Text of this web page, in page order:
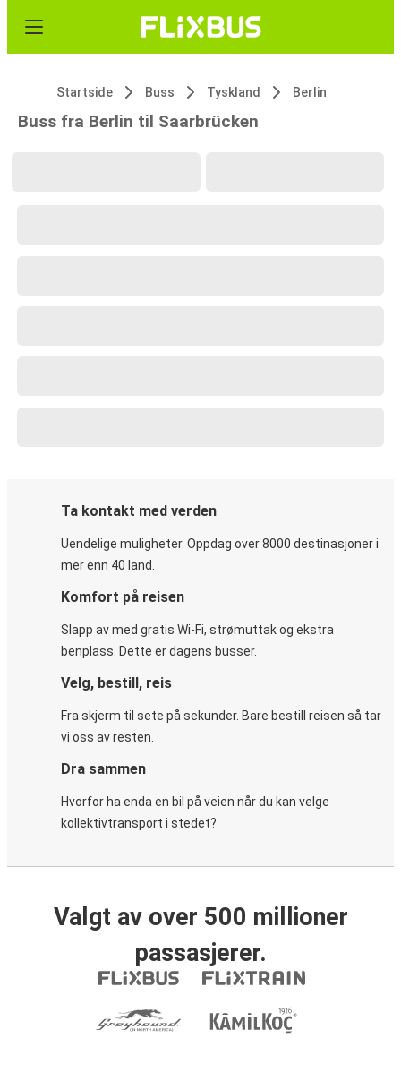
Startside Buss Tyskland Berlin
Buss fra Berlin til Saarbrücken
Ta kontakt med verden
Uendelige muligheter. Oppdag over 8000 destinasjoner i
mer enn 40 land.
Komfort på reisen
Slapp av med gratis Wi-Fi, strømuttak og ekstra
benplass. Dette er dagens busser.
Velg, bestill, reis
Fra skjerm til sete på sekunder. Bare bestill reisen så tar
vi oss av resten.
Dra sammen
Hvorfor ha enda en bil på veien når du kan velge
kollektivtransport i stedet?
Valgt av over 500 millioner
passasjerer.